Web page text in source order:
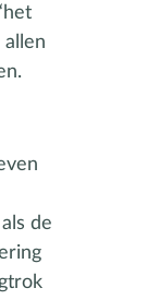
allen
de